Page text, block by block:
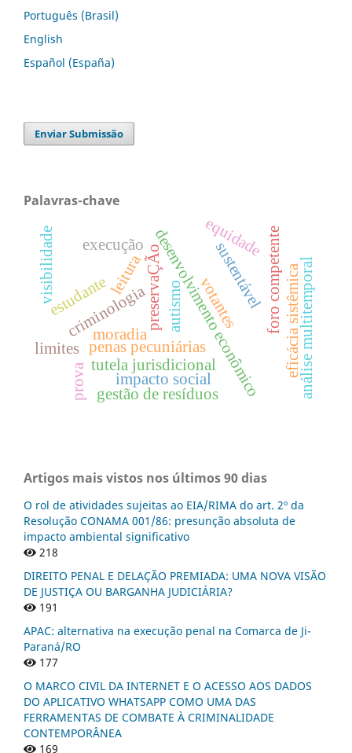
Português (Brasil)
English
Español (España)
Enviar Submissão
Palavras-chave
penas pecuniárias
preservaÇÃo
criminologiadesenvolvimento econômico
sustentável
leitura
moradia
execução foro competente
tutela jurisdicional eficácia sistêmica
impacto social
equidade
limites análise multitemporal
prova
estudante autismo
visibilidade votantes
gestão de resíduos
Artigos mais vistos nos últimos 90 dias
O rol de atividades sujeitas ao EIA/RIMA do art. 2º da
Resolução CONAMA 001/86: presunção absoluta de
impacto ambiental significativo
218
DIREITO PENAL E DELAÇÃO PREMIADA: UMA NOVA VISÃO
DE JUSTIÇA OU BARGANHA JUDICIÁRIA?
191
APAC: alternativa na execução penal na Comarca de Ji-
Paraná/RO
177
O MARCO CIVIL DA INTERNET E O ACESSO AOS DADOS
DO APLICATIVO WHATSAPP COMO UMA DAS
FERRAMENTAS DE COMBATE À CRIMINALIDADE
CONTEMPORÂNEA
169